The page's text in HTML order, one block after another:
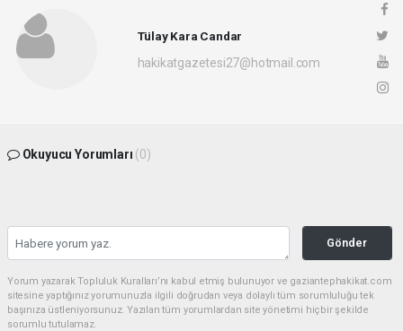
Tülay Kara Candar
hakikatgazetesi27@hotmail.com
Okuyucu Yorumları (0)
Gönder
Yorum yazarak Topluluk Kuralları’nı kabul etmiş bulunuyor ve gaziantephakikat.com
sitesine yaptığınız yorumunuzla ilgili doğrudan veya dolaylı tüm sorumluluğu tek
başınıza üstleniyorsunuz. Yazılan tüm yorumlardan site yönetimi hiçbir şekilde
sorumlu tutulamaz.